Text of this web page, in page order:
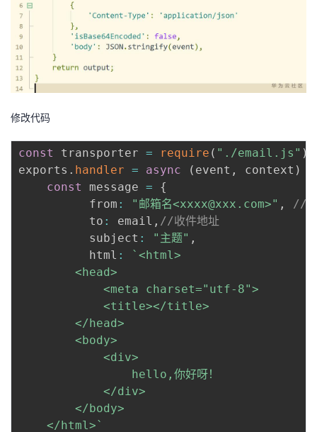
课
程
的
认
证
我
的
实
验
我
的
收
支
持
声
建
议
修改代码
const transporter = require ( "./email.js" )
exports . handler = async ( event , context )
const
message =
{
    	  from
: "邮箱名<xxxx@xxx.com>" ,
//注
    	  to
: email , //收件地址
    	  subject
: "主题" ,
    	  html
: ` <html>
    </html>
`